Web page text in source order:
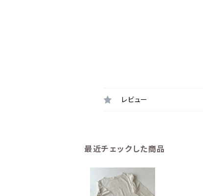
レビュー
最近チェックした商品